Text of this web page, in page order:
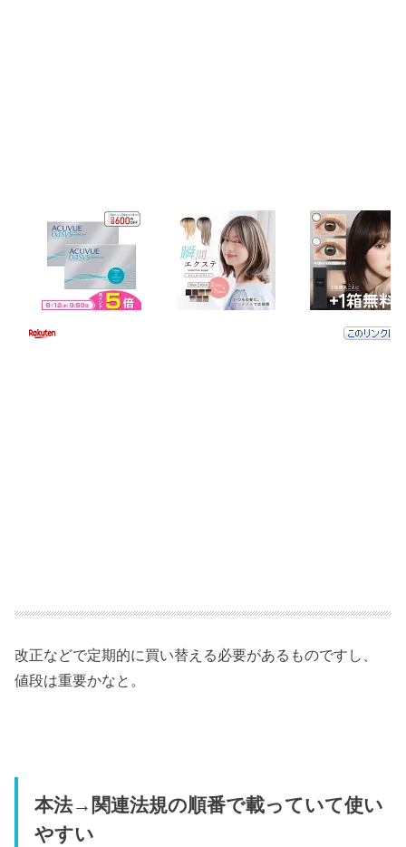
改正などで定期的に買い替える必要があるものですし、
値段は重要かなと。
本法→関連法規の順番で載っていて使い
やすい